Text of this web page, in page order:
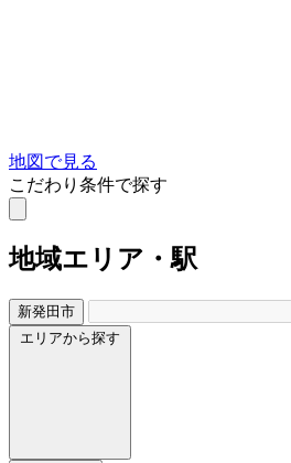
地図で見る
こだわり条件で探す
地域エリア・駅
新発田市
エリアから探す